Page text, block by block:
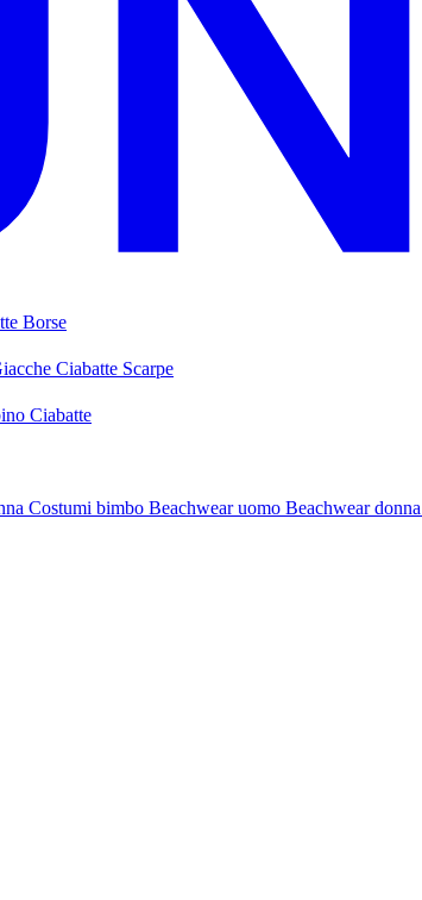
Borse
Ciabatte Scarpe
Ciabatte
Costumi bimbo Beachwear uomo Beachwear donna